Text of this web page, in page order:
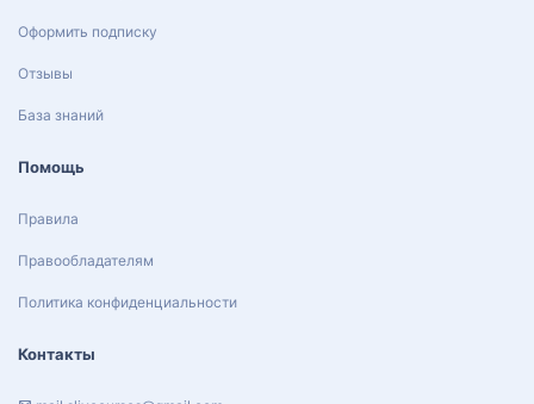
Оформить подписку
Отзывы
База знаний
Помощь
Правила
Правообладателям
Политика конфиденциальности
Контакты